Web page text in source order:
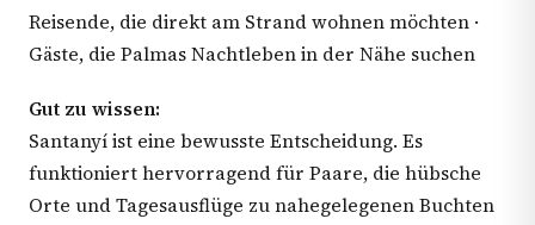
Reisende, die direkt am Strand wohnen möchten ·
Gäste, die Palmas Nachtleben in der Nähe suchen
Gut zu wissen:
Santanyí ist eine bewusste Entscheidung. Es
funktioniert hervorragend für Paare, die hübsche
Orte und Tagesausflüge zu nahegelegenen Buchten